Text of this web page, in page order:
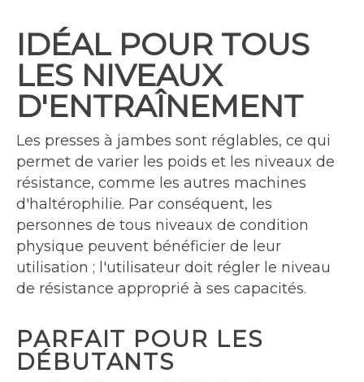
IDÉAL POUR TOUS
LES NIVEAUX
D'ENTRAÎNEMENT
Les presses à jambes sont réglables, ce qui
permet de varier les poids et les niveaux de
résistance, comme les autres machines
d'haltérophilie. Par conséquent, les
personnes de tous niveaux de condition
physique peuvent bénéficier de leur
utilisation ; l'utilisateur doit régler le niveau
de résistance approprié à ses capacités.
PARFAIT POUR LES
DÉBUTANTS